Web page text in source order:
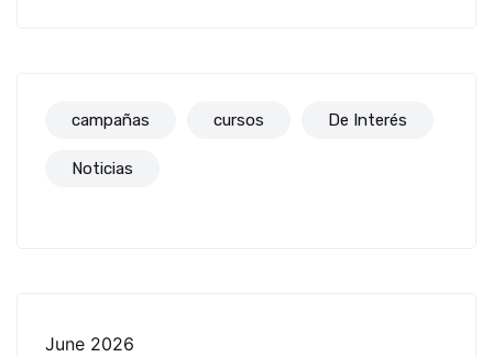
campañas cursos De Interés
Noticias
June 2026